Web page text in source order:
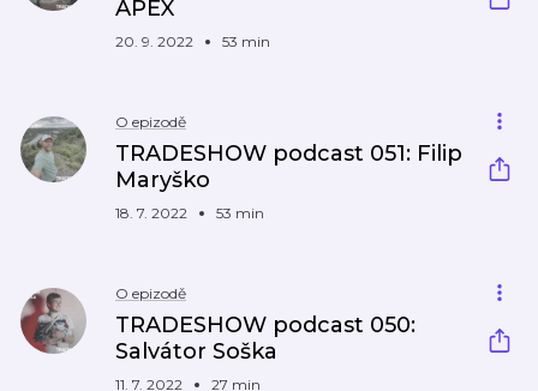
APEX
20. 9. 2022 53 min
O epizodě
TRADESHOW podcast 051: Filip
Maryško
18. 7. 2022 53 min
O epizodě
TRADESHOW podcast 050:
Salvátor Soška
11. 7. 2022 27 min